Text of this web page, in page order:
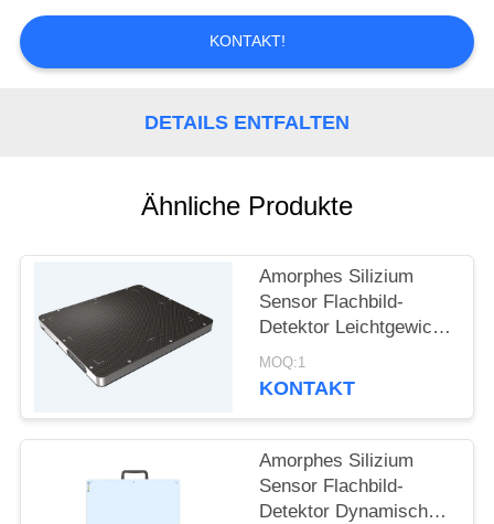
FORDERN
SIE EIN
POLICY
KONTAKT!
DETAILS ENTFALTEN
Ähnliche Produkte
Amorphes Silizium
Sensor Flachbild-
Detektor Leichtgewicht
geeignet für
hochenergetische
MOQ:1
KONTAKT
Amorphes Silizium
Sensor Flachbild-
Detektor Dynamische